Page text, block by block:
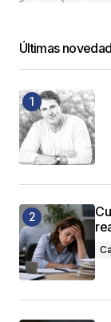
Últimas